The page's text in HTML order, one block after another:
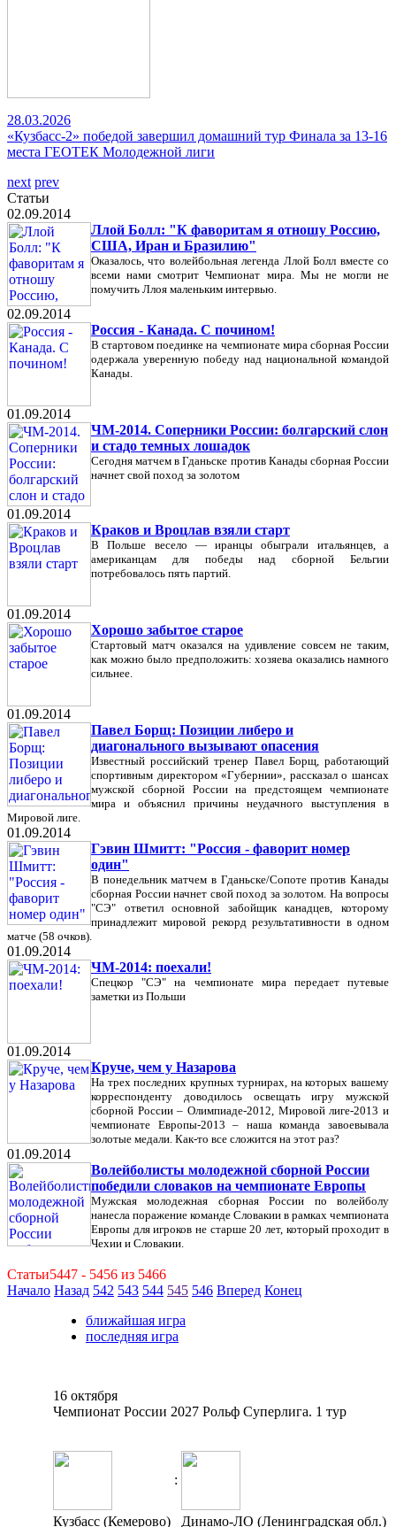
28.03.2026
«Кузбасс-2» победой завершил домашний тур Финала за 13-16
места ГЕОТЕК Молодежной лиги
next prev
Статьи
02.09.2014
Ллой Болл: "К фаворитам я отношу Россию,
США, Иран и Бразилию"
Оказалось, что волейбольная легенда Ллой Болл вместе со
всеми нами смотрит Чемпионат мира. Мы не могли не
помучить Ллоя маленьким интервью.
02.09.2014
Россия - Канада. С почином!
В стартовом поединке на чемпионате мира сборная России
одержала уверенную победу над национальной командой
Канады.
01.09.2014
ЧМ-2014. Соперники России: болгарский слон
и стадо темных лошадок
Сегодня матчем в Гданьске против Канады сборная России
начнет свой поход за золотом
01.09.2014
Краков и Вроцлав взяли старт
В Польше весело — иранцы обыграли итальянцев, а
американцам для победы над сборной Бельгии
потребовалось пять партий.
01.09.2014
Хорошо забытое старое
Стартовый матч оказался на удивление совсем не таким,
как можно было предположить: хозяева оказались намного
сильнее.
01.09.2014
Павел Борщ: Позиции либеро и
диагонального вызывают опасения
Известный российский тренер Павел Борщ, работающий
спортивным директором «Губернии», рассказал о шансах
мужской сборной России на предстоящем чемпионате
мира и объяснил причины неудачного выступления в
Мировой лиге.
01.09.2014
Гэвин Шмитт: "Россия - фаворит номер
один"
В понедельник матчем в Гданьске/Сопоте против Канады
сборная России начнет свой поход за золотом. На вопросы
"СЭ" ответил основной забойщик канадцев, которому
принадлежит мировой рекорд результативности в одном
матче (58 очков).
01.09.2014
ЧМ-2014: поехали!
Спецкор "СЭ" на чемпионате мира передает путевые
заметки из Польши
01.09.2014
Круче, чем у Назарова
На трех последних крупных турнирах, на которых вашему
корреспонденту доводилось освещать игру мужской
сборной России – Олимпиаде-2012, Мировой лиге-2013 и
чемпионате Европы-2013 – наша команда завоевывала
золотые медали. Как-то все сложится на этот раз?
01.09.2014
Волейболисты молодежной сборной России
победили словаков на чемпионате Европы
Мужская молодежная сборная России по волейболу
нанесла поражение команде Словакии в рамках чемпионата
Европы для игроков не старше 20 лет, который проходит в
Чехии и Словакии.
Статьи5447 - 5456 из 5466
Начало Назад 542 543 544 545 546 Вперед Конец
ближайшая игра
последняя игра
16 октября
Чемпионат России 2027 Рольф Суперлига. 1 тур
:
Кузбасс (Кемерово) Динамо-ЛО (Ленинградская обл.)